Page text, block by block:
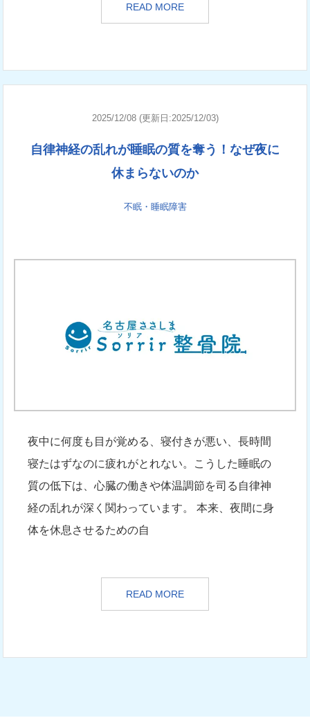
READ MORE
2025/12/08 (更新日:2025/12/03)
自律神経の乱れが睡眠の質を奪う！なぜ夜に
休まらないのか
不眠・睡眠障害
夜中に何度も目が覚める、寝付きが悪い、長時間
寝たはずなのに疲れがとれない。こうした睡眠の
質の低下は、心臓の働きや体温調節を司る自律神
経の乱れが深く関わっています。 本来、夜間に身
体を休息させるための自
READ MORE